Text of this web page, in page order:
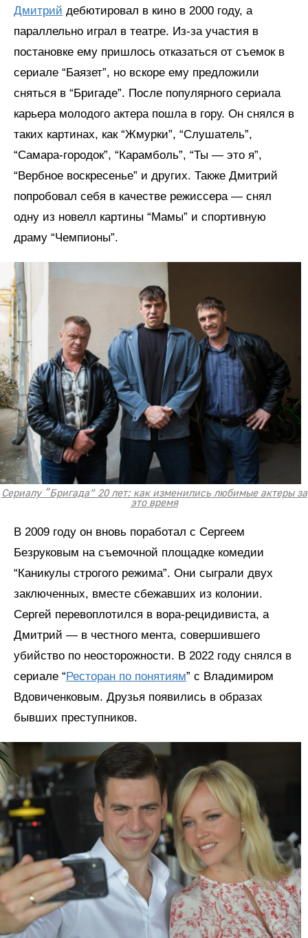
Дмитрий дебютировал в кино в 2000 году, а
параллельно играл в театре. Из-за участия в
постановке ему пришлось отказаться от съемок в
сериале “Баязет”, но вскоре ему предложили
сняться в “Бригаде”. После популярного сериала
карьера молодого актера пошла в гору. Он снялся в
таких картинах, как “Жмурки”, “Слушатель”,
“Самара-городок”, “Карамболь”, “Ты — это я”,
“Вербное воскресенье” и других. Также Дмитрий
попробовал себя в качестве режиссера — снял
одну из новелл картины “Мамы” и спортивную
драму “Чемпионы”.
Сериалу “Бригада” 20 лет: как изменились любимые актеры за
это время
В 2009 году он вновь поработал с Сергеем
Безруковым на съемочной площадке комедии
“Каникулы строгого режима”. Они сыграли двух
заключенных, вместе сбежавших из колонии.
Сергей перевоплотился в вора-рецидивиста, а
Дмитрий — в честного мента, совершившего
убийство по неосторожности. В 2022 году снялся в
сериале “ Ресторан по понятиям” с Владимиром
Вдовиченковым. Друзья появились в образах
бывших преступников.